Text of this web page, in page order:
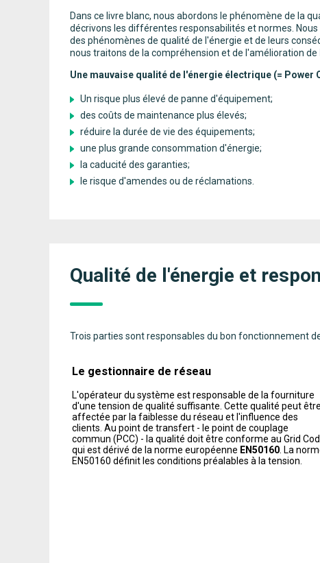
Dans ce livre blanc, nous abordons le phénomène de la
décrivons les différentes responsabilités et normes.
des phénomènes de qualité de l'énergie et de leurs
nous traitons de la compréhension et de l'amélioration de
Une mauvaise qualité de l'énergie électrique (= Power
Un risque plus élevé de panne d'équipement;
des coûts de maintenance plus élevés;
réduire la durée de vie des équipements;
une plus grande consommation d'énergie;
la caducité des garanties;
le risque d'amendes ou de réclamations.
Qualité de l'énergie et
Trois parties sont responsables du bon fonctionnement
Le gestionnaire de réseau
L'opérateur du système est responsable de la fourniture
d'une tension de qualité suffisante. Cette qualité peut être
affectée par la faiblesse du réseau et l'influence des
clients. Au point de transfert - le point de couplage
commun (PCC) - la qualité doit être conforme au Grid
qui est dérivé de la norme européenne EN50160 . La
EN50160 définit les conditions préalables à la tension.